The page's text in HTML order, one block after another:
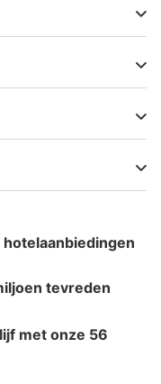
tevreden
met onze 56